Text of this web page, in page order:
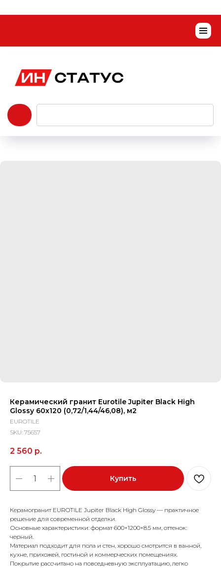
Керамический гранит Eurotile Jupiter Black High
Glossy 60x120 (0,72/1,44/46,08), м2
EUROTILE
SKU: 75657
2 560 р.
Купить
Керамогранит EUROTILE Jupiter Black High Glossy — практичное
решение для современной отделки.
Основные характеристики: формат 600×1200×8.5 мм, оттенок:
черный.
Материал подходит для пола и стен, хорошо смотрится в ванной,
кухне, прихожей, гостиной и коммерческих помещениях.
Покрытие рассчитано на повседневную эксплуатацию, легко